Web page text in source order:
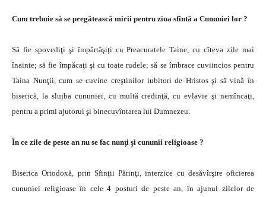
Cum trebuie să se pregătească mirii pentru ziua sfîntă a Cununiei lor ?
Să fie spovediţi şi împărtăşiţi cu Preacuratele Taine, cu cîteva zile mai
înainte; să fie împăcaţi şi cu toate rudele; să se îmbrace cuviincios pentru
Taina Nunţii, cum se cuvine creştinilor iubitori de Hristos şi să vină în
biserică, la slujba cununiei, cu multă credinţă, cu evlavie şi nemîncaţi,
pentru a primi ajutorul şi binecuvîntarea lui Dumnezeu.
În ce zile de peste an nu se fac nunţi şi cununii religioase ?
Biserica Ortodoxă, prin Sfinţii Părinţi, interzice cu desăvîrşire oficierea
cununiei religioase în cele 4 posturi de peste an, în ajunul zilelor de